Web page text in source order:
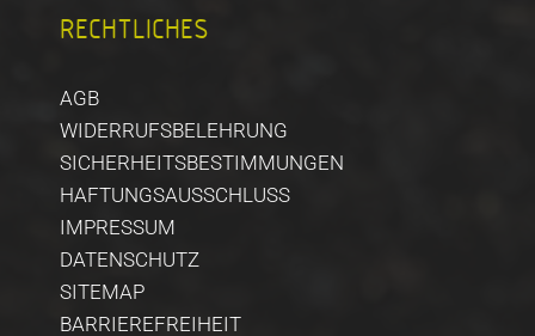
RECHTLICHES
AGB
WIDERRUFSBELEHRUNG
SICHERHEITSBESTIMMUNGEN
HAFTUNGSAUSSCHLUSS
IMPRESSUM
DATENSCHUTZ
SITEMAP
BARRIEREFREIHEIT